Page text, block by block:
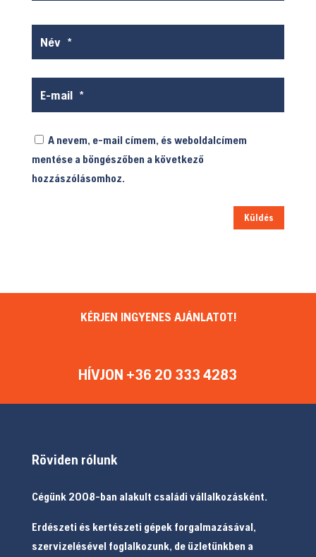
A nevem, e-mail címem, és weboldalcímem
mentése a böngészőben a következő
hozzászólásomhoz.
Küldés
KÉRJEN INGYENES AJÁNLATOT!
HÍVJON +36 20 333 4283
Röviden rólunk
Cégünk 2008-ban alakult családi vállalkozásként.
Erdészeti és kertészeti gépek forgalmazásával,
szervizelésével foglalkozunk, de üzletünkben a